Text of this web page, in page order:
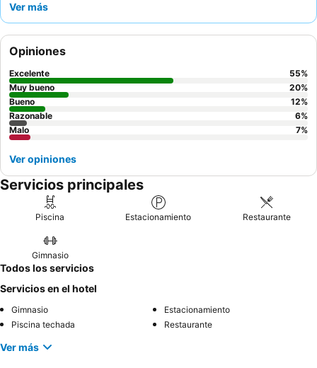
disfrutar durante todo el año. Los huéspedes elogian
amplias y deliciosas opciones disponibles en el
Para una experiencia más tranquila, considere reservar una
habitación más alejada de las atracciones principales para
minimizar las distancias a pie a los servicios.
Ver más
Opiniones
Excelente 55%
Muy bueno
20%
Bueno
12%
Razonable
6%
Malo
7%
Ver opiniones
Servicios principales
Piscina Estacionamiento Restaurante
Gimnasio
Todos los servicios
Servicios en el hotel
Gimnasio
Estacionamiento
Piscina techada
Restaurante
Ver más